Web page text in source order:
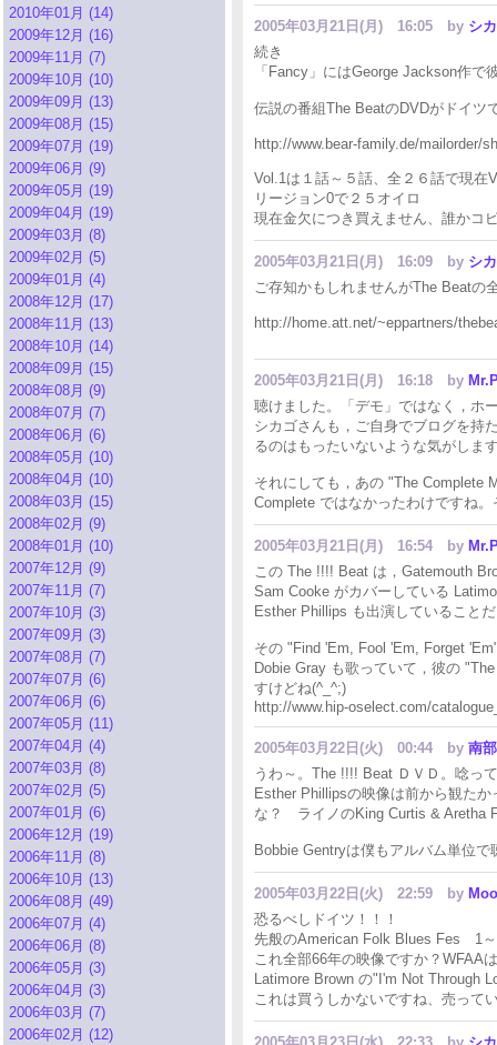
2010年01月 (14)
2009年12月 (16)
2009年11月 (7)
2009年10月 (10)
2009年09月 (13)
2009年08月 (15)
2009年07月 (19)
2009年06月 (9)
2009年05月 (19)
2009年04月 (19)
2009年03月 (8)
2009年02月 (5)
2009年01月 (4)
2008年12月 (17)
2008年11月 (13)
2008年10月 (14)
2008年09月 (15)
2008年08月 (9)
2008年07月 (7)
2008年06月 (6)
2008年05月 (10)
2008年04月 (10)
2008年03月 (15)
2008年02月 (9)
2008年01月 (10)
2007年12月 (9)
2007年11月 (7)
2007年10月 (3)
2007年09月 (3)
2007年08月 (7)
2007年07月 (6)
2007年06月 (6)
2007年05月 (11)
2007年04月 (4)
2007年03月 (8)
2007年02月 (5)
2007年01月 (6)
2006年12月 (19)
2006年11月 (8)
2006年10月 (13)
2006年08月 (49)
2006年07月 (4)
2006年06月 (8)
2006年05月 (3)
2006年04月 (3)
2006年03月 (7)
2006年02月 (12)
2005年03月21日(月) 16:05 by シ
続き
「Fancy」にはGeorge Jackson作
伝説の番組The BeatのDVDがドイツ
http://www.bear-family.de/mailorder/
Vol.1は１話～５話、全２６話で現在
リージョン0で２５オイロ
現在金欠につき買えません、誰かコ
2005年03月21日(月) 16:09 by シ
ご存知かもしれませんがThe Beatの
http://home.att.net/~eppartners/
2005年03月21日(月) 16:18 by
聴けました。「デモ」ではなく，ホ
シカゴさんも，ご自身でブログを持
るのはもったいないような気がしま
それにしても，あの "The Complete
Complete ではなかったわけですね
2005年03月21日(月) 16:54 by
この The !!!! Beat は，Gatemouth
Sam Cooke がカバーしている
Esther Phillips も出演していること
その "Find 'Em, Fool 'Em, Forget
Dobie Gray も歌っていて，彼の
すけどね(^_^;)
http://www.hip-oselect.com/
2005年03月22日(火) 00:44 by 南
うわ～。The !!!! Beat ＤＶＤ。唸っ
Esther Phillipsの映像は前から観た
な？ ライノのKing Curtis & Aretha
Bobbie Gentryは僕もアルバム単位
2005年03月22日(火) 22:59 by
恐るべしドイツ！！！
先般のAmerican Folk Blues Fes 1
これ全部66年の映像ですか？WFAA
Latimore Brown の"I'm Not Through
これは買うしかないですね、売って